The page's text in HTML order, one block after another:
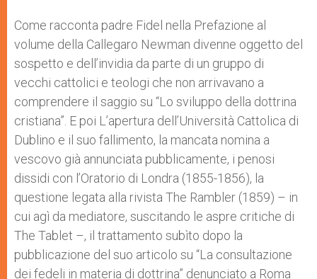
Come racconta padre Fidel nella Prefazione al
volume della Callegaro Newman divenne oggetto del
sospetto e dell’invidia da parte di un gruppo di
vecchi cattolici e teologi che non arrivavano a
comprendere il saggio su “Lo sviluppo della dottrina
cristiana”. E poi L’apertura dell’Università Cattolica di
Dublino e il suo fallimento, la mancata nomina a
vescovo già annunciata pubblicamente, i penosi
dissidi con l’Oratorio di Londra (1855-1856), la
questione legata alla rivista The Rambler (1859) – in
cui agì da mediatore, suscitando le aspre critiche di
The Tablet –, il trattamento subìto dopo la
pubblicazione del suo articolo su “La consultazione
dei fedeli in materia di dottrina” denunciato a Roma